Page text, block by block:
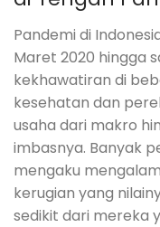
Pandemi di
Maret 2020 hingga
kekhawatiran di
kesehatan dan
usaha dari makro
imbasnya. Banyak
mengaku
kerugian yang
sedikit dari mereka